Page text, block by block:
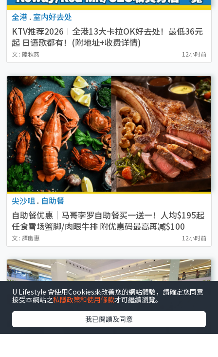
全港 . 室内好去处
KTV推荐2026︱全港13大卡拉OK好去处！最低36元
起 日语歌都有！(附地址+收费详情)
文 : 陸秋燕 12小时前
尖沙咀 . 自助餐
自助餐优惠｜马哥孛罗自助餐买一送一！人均$195起
任食雪场蟹脚/肉眼牛排 附优惠码最高再减$100
文 : 譚幽惠 12小时前
U Lifestyle 會使用Cookies來改善您的網站體驗，請確定您同意
接受本網站之私隱政策和使用條款才可繼續瀏覽。
我已閱讀及同意